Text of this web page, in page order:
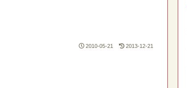
2010-05-21 2013-12-21